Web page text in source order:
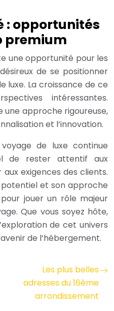
: opportunités
premium
une opportunité pour les
de se positionner
luxe. La croissance de ce
intéressantes.
une approche rigoureuse,
et l’innovation.
de luxe continue
de rester attentif aux
exigences des clients.
et son approche
jouer un rôle majeur
Que vous soyez hôte,
de cet univers
de l’hébergement.
Les plus belles
adresses du 16ème
arrondissement